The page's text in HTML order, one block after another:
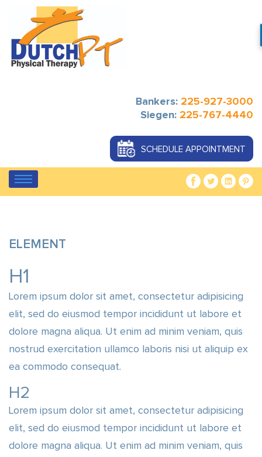
Bankers: 225-927-3000
Siegen: 225-767-4440
SCHEDULE APPOINTMENT
ELEMENT
H1
Lorem ipsum dolor sit amet, consectetur adipisicing
elit, sed do eiusmod tempor incididunt ut labore et
dolore magna aliqua. Ut enim ad minim veniam, quis
nostrud exercitation ullamco laboris nisi ut aliquip ex
ea commodo consequat.
H2
Lorem ipsum dolor sit amet, consectetur adipisicing
elit, sed do eiusmod tempor incididunt ut labore et
dolore magna aliqua. Ut enim ad minim veniam, quis